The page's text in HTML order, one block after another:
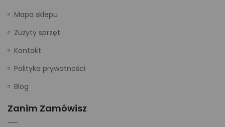
Mapa sklepu
Zużyty sprzęt
Kontakt
Polityka prywatności
Blog
Zanim Zamówisz